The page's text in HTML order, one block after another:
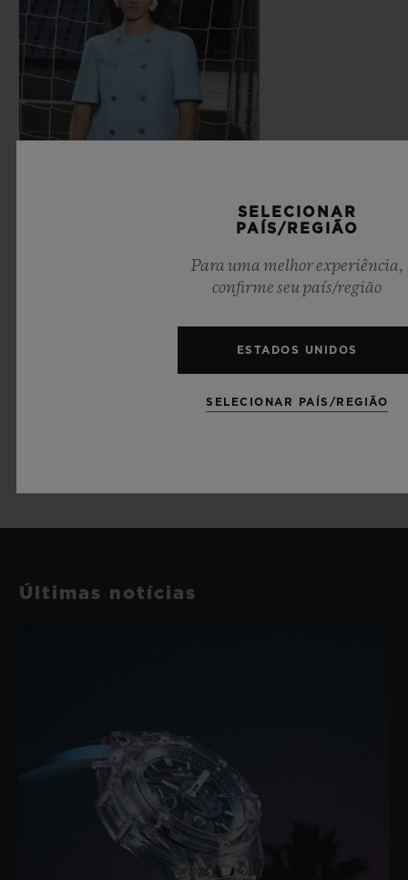
Últimas notícias
SELECIONAR
PAÍS/REGIÃO
Para uma melhor experiência,
confirme seu país/região
ESTADOS UNIDOS
SELECIONAR PAÍS/REGIÃO